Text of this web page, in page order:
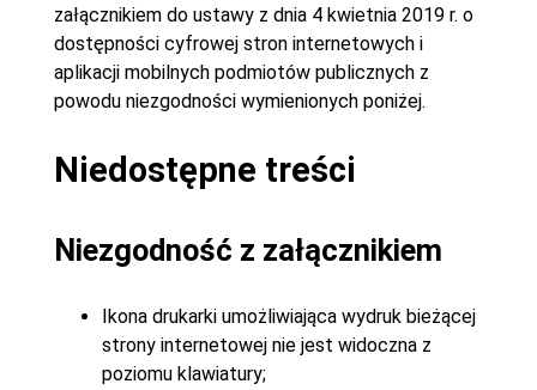
załącznikiem do ustawy z dnia 4 kwietnia 2019 r. o
dostępności cyfrowej stron internetowych i
aplikacji mobilnych podmiotów publicznych z
powodu niezgodności wymienionych poniżej.
Niedostępne treści
Niezgodność z załącznikiem
Ikona drukarki umożliwiająca wydruk bieżącej
strony internetowej nie jest widoczna z
poziomu klawiatury;